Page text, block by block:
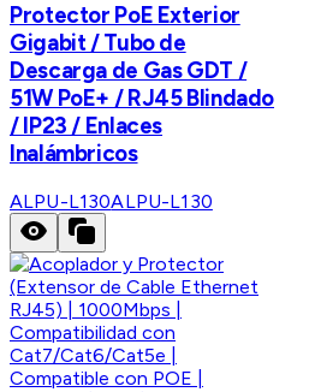
Protector PoE Exterior
Gigabit / Tubo de
Descarga de Gas GDT /
51W PoE+ / RJ45 Blindado
/ IP23 / Enlaces
Inalámbricos
ALPU-L130ALPU-L130